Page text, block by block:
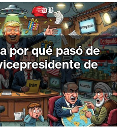
por qué pasó de
de